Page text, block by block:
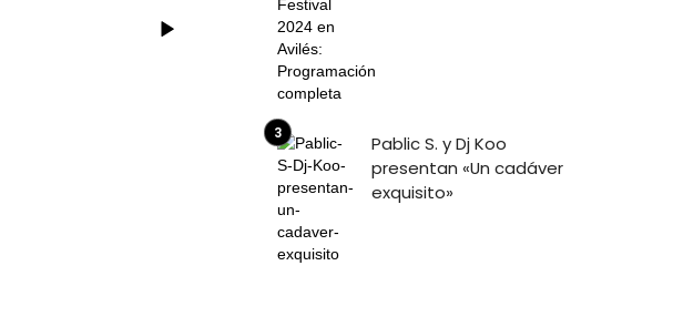
Pablic S. y Dj Koo
presentan «Un cadáver
exquisito»